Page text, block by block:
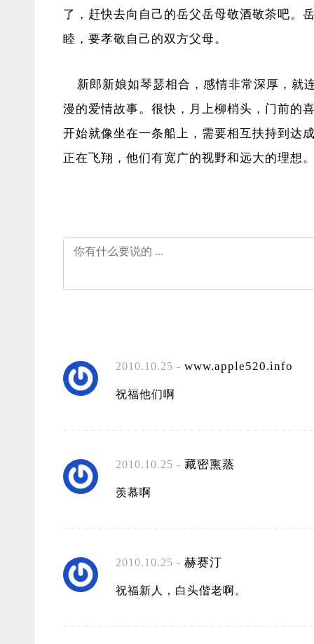
了，赶快去向自己的岳父岳母敬酒敬茶吧。
睦，要孝敬自己的双方父母。
新郎新娘如琴瑟相合，感情非常深厚，就
漫的爱情故事。很快，月上柳梢头，门前的
开始就像坐在一条船上，需要相互扶持到达
正在飞翔，他们有宽广的视野和远大的理想
2010.10.25 - www.apple520.info
祝福他们啊
2010.10.25 - 藏密熏蒸
羡慕啊
2010.10.25 - 赫赛汀
祝福新人，白头偕老啊。